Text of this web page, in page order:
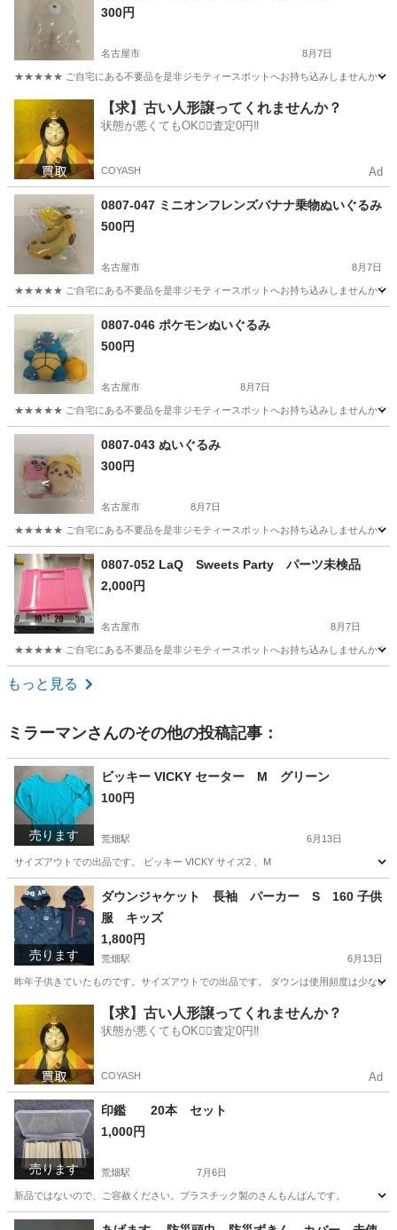
300円
名古屋市 8月7日
★★★★★ ご自宅にある不要品を是非ジモティースポットへお持ち込みしませんか？
おもちゃ 現地
【求】古い人形譲ってくれませんか？
状態が悪くてもOK🙆‍♀️査定0円‼️
COYASH Ad
0807-047 ミニオンフレンズバナナ乗物ぬいぐるみ
500円
名古屋市 8月7日
★★★★★ ご自宅にある不要品を是非ジモティースポットへお持ち込みしませんか？
愛知 名古屋市 0807-046 ポケモンぬいぐるみ
500円
名古屋市 8月7日
★★★★★ ご自宅にある不要品を是非ジモティースポットへお持ち込みしませんか？
愛知 名古屋市 ポケモン
0807-043 ぬいぐるみ
300円
名古屋市 8月7日
★★★★★ ご自宅にある不要品を是非ジモティースポットへお持ち込みしませんか？
愛知 名古屋市 0807-052 LaQ Sweets Party パーツ未検品
2,000円
名古屋市 8月7日
★★★★★ ご自宅にある不要品を是非ジモティースポットへお持ち込みしませんか？
愛知 名古屋市
もっと見る
ミラーマンさんのその他の投稿記事：
売ります
ビッキー VICKY セーター M グリーン
100円
荒畑駅 6月13日
サイズアウトでの出品です。 ビッキー VICKY サイズ2 、M
愛知 名古屋市 荒畑駅 ニット グリーン
売ります
ダウンジャケット 長袖 パーカー S 160 子供
服 キッズ
1,800円
荒畑駅 6月13日
昨年子供きていたものです。サイズアウトでの出品です。 ダウンは使用頻度は少な
荒畑駅 キッズ用品 ダウンジャケット
【求】古い人形譲ってくれませんか？
状態が悪くてもOK🙆‍♀️査定0円‼️
COYASH Ad
売ります
印鑑 20本 セット
1,000円
荒畑駅 7月6日
新品ではないので、ご容赦ください。プラスチック製のさんもんばんです。
愛知 名古屋市 荒畑駅 その他